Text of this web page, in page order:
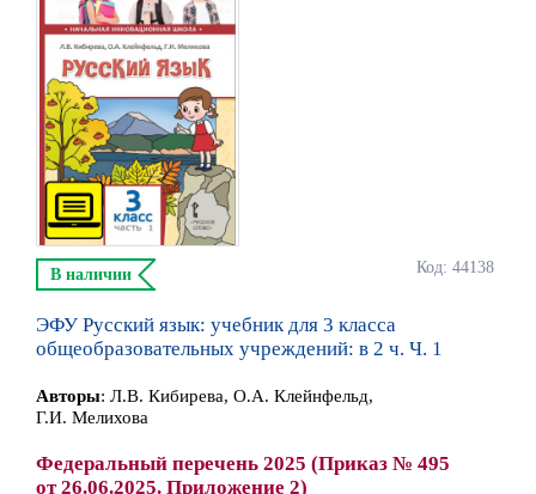
Код: 44138
В наличии
ЭФУ Русский язык: учебник для 3 класса
общеобразовательных учреждений: в 2 ч. Ч. 1
Авторы: Л.В. Кибирева, О.А. Клейнфельд,
Г.И. Мелихова
Федеральный перечень 2025 (Приказ № 495
от 26.06.2025. Приложение 2)